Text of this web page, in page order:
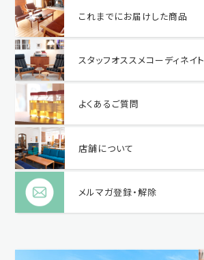
これまでにお届けした商品
スタッフオススメコーディネイト
よくあるご質問
店舗について
メルマガ登録・解除